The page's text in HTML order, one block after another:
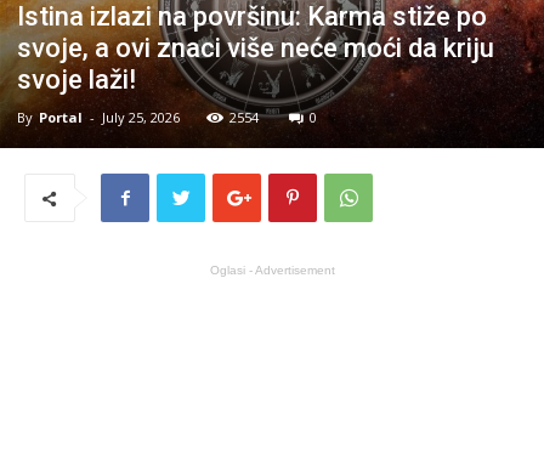
Istina izlazi na površinu: Karma stiže po
svoje, a ovi znaci više neće moći da kriju
svoje laži!
By Portal - July 25, 2026 2554 0
Oglasi - Advertisement